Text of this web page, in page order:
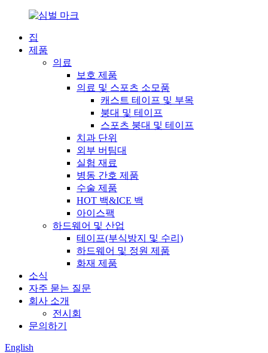
집
제품
의료
보호 제품
의료 및 스포츠 소모품
캐스트 테이프 및 부목
붕대 및 테이프
스포츠 붕대 및 테이프
치과 단위
외부 버팀대
실험 재료
병동 간호 제품
수술 제품
HOT 백&ICE 백
아이스팩
하드웨어 및 산업
테이프(부식방지 및 수리)
하드웨어 및 정원 제품
화재 제품
소식
자주 묻는 질문
회사 소개
전시회
문의하기
English